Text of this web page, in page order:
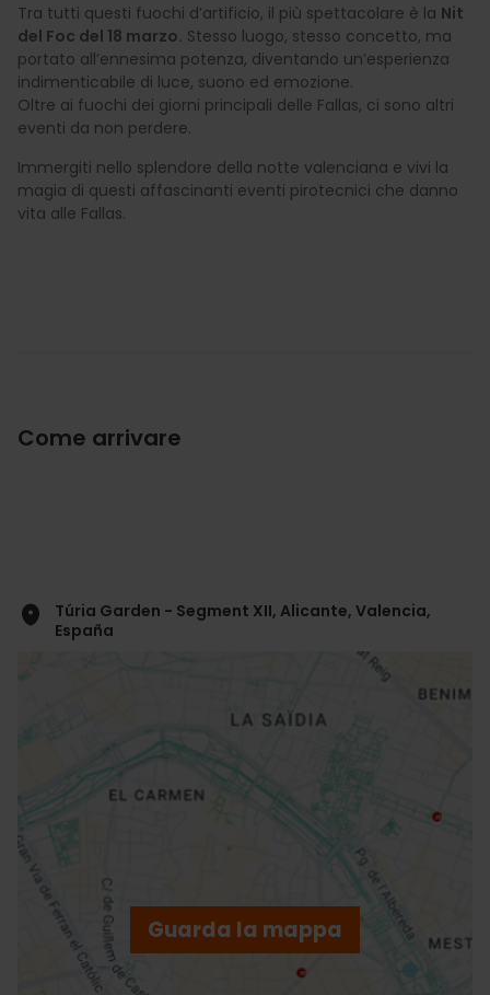
Tra tutti questi fuochi d’artificio, il più spettacolare è la Nit
del Foc del 18 marzo. Stesso luogo, stesso concetto, ma
portato all’ennesima potenza, diventando un’esperienza
indimenticabile di luce, suono ed emozione.
Oltre ai fuochi dei giorni principali delle Fallas, ci sono altri
eventi da non perdere.
Immergiti nello splendore della notte valenciana e vivi la
magia di questi affascinanti eventi pirotecnici che danno
vita alle Fallas.
Come arrivare
Túria Garden - Segment XII, Alicante, Valencia,
España
Guarda la mappa